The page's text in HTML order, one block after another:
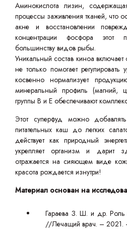
Аминокислота лизин,
процессы заживления тканей, что
акне и восстановлении
концентрации фосфора этот
большинству видов рыбы.
Уникальный состав киноа включает
не только помогает
косвенно нормализует
минеральный профиль (магний,
группы В и Е обеспечивают
Этот суперфуд можно
питательных каш до легких
действует как природный
укрепляет организм и дарит
отражается на сияющем виде
красота рождается изнутри!
Материал основан на
Гараева З. Ш. и др. Роль
//Лечащий врач. –